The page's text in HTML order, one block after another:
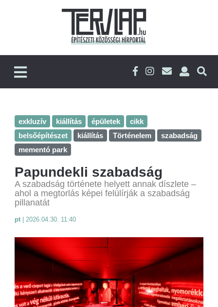
exkluzív kiállítás épületek
cikk
belsőépítészet
kiállítás Történelem
szabadság
mementó park
Papundekli szabadság
A szabadság története helyett annak díszlete –
ahol a megtorlás képei felülírják a szabadság
pillanatát
pt 2026.04.30. 11:40